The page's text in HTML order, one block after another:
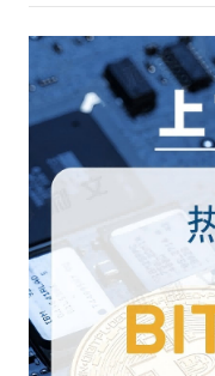
市场动态
双碳新能源
餐饮与新零售
智能家居
公共服务
资本市场顾问服务
企业咨询服务
传媒中心
公司动态
媒体报道
媒体服务
活动
关于我们
公司介绍
加入我们